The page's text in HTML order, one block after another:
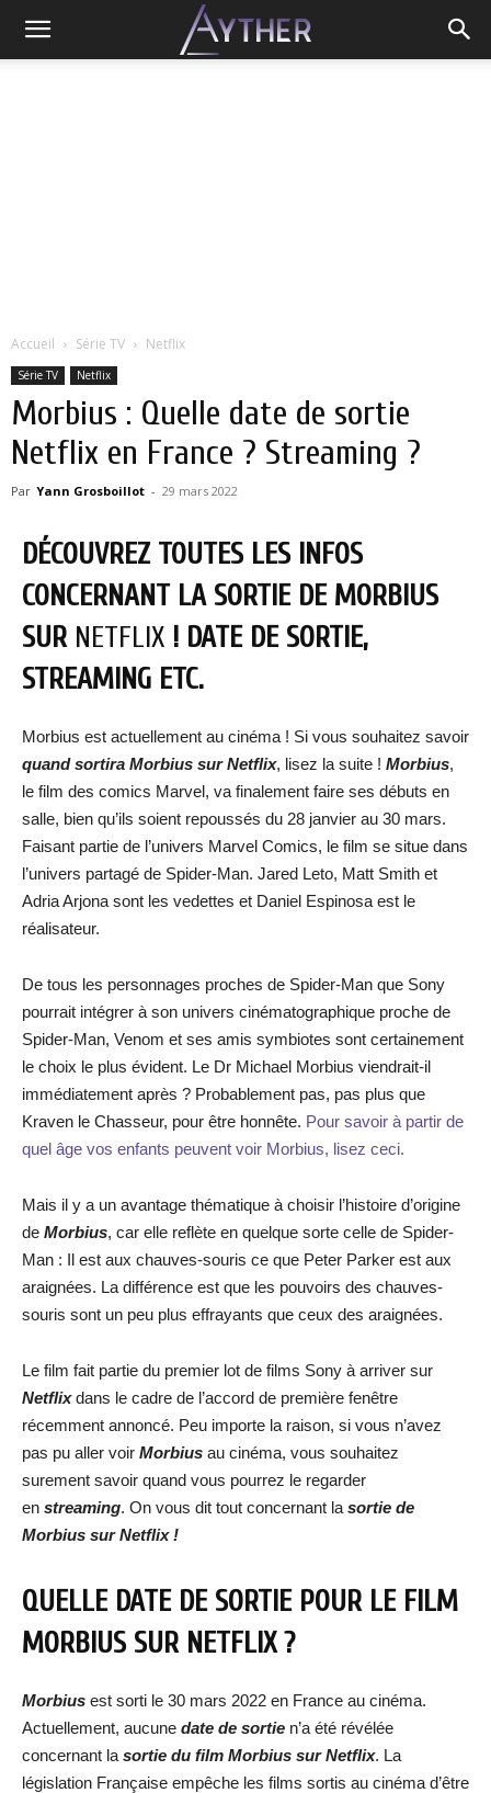
Accueil Série TV Netflix
Série TV Netflix
Morbius : Quelle date de sortie
Netflix en France ? Streaming ?
Par Yann Grosboillot - 29 mars 2022
DÉCOUVREZ TOUTES LES INFOS
CONCERNANT LA SORTIE DE MORBIUS
SURNETFLIX ! DATE DE SORTIE,
STREAMING ETC.
Morbius est actuellement au cinéma ! Si vous souhaitez savoir
quand sortira Morbius sur Netflix, lisez la suite ! Morbius,
le film des comics Marvel, va finalement faire ses débuts en
salle, bien qu’ils soient repoussés du 28 janvier au 30 mars.
Faisant partie de l’univers Marvel Comics, le film se situe dans
l’univers partagé de Spider-Man. Jared Leto, Matt Smith et
Adria Arjona sont les vedettes et Daniel Espinosa est le
réalisateur.
De tous les personnages proches de Spider-Man que Sony
pourrait intégrer à son univers cinématographique proche de
Spider-Man, Venom et ses amis symbiotes sont certainement
le choix le plus évident. Le Dr Michael Morbius viendrait-il
immédiatement après ? Probablement pas, pas plus que
Kraven le Chasseur, pour être honnête. Pour savoir à partir de
quel âge vos enfants peuvent voir Morbius, lisez ceci.
Mais il y a un avantage thématique à choisir l’histoire d’origine
de Morbius, car elle reflète en quelque sorte celle de Spider-
Man : Il est aux chauves-souris ce que Peter Parker est aux
araignées. La différence est que les pouvoirs des chauves-
souris sont un peu plus effrayants que ceux des araignées.
Le film fait partie du premier lot de films Sony à arriver sur
Netflixdans le cadre de l’accord de première fenêtre
récemment annoncé. Peu importe la raison, si vous n’avez
pas pu aller voir Morbius au cinéma, vous souhaitez
surement savoir quand vous pourrez le regarder
en streaming. On vous dit tout concernant la sortie de
Morbius sur Netflix !
QUELLE DATE DE SORTIE POUR LE FILM
MORBIUS SUR NETFLIX ?
Morbius est sorti le 30 mars 2022 en France au cinéma.
Actuellement, aucune date de sortie n’a été révélée
concernant la sortie du film Morbius sur Netflix. La
législation Française empêche les films sortis au cinéma d’être